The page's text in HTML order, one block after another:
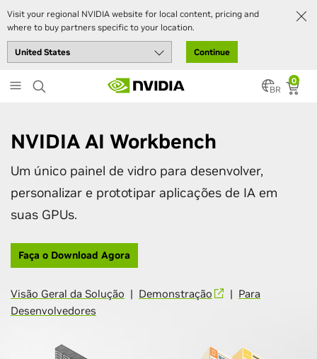
Visit your regional NVIDIA website for local content, pricing and
where to buy partners specific to your location.
Continue
to
0
BR
NVIDIA AI Workbench
Um único painel de vidro para desenvolver,
personalizar e prototipar aplicações de IA em
suas GPUs.
Faça o Download Agora
Visão Geral da Solução | Demonstração | Para
Desenvolvedores